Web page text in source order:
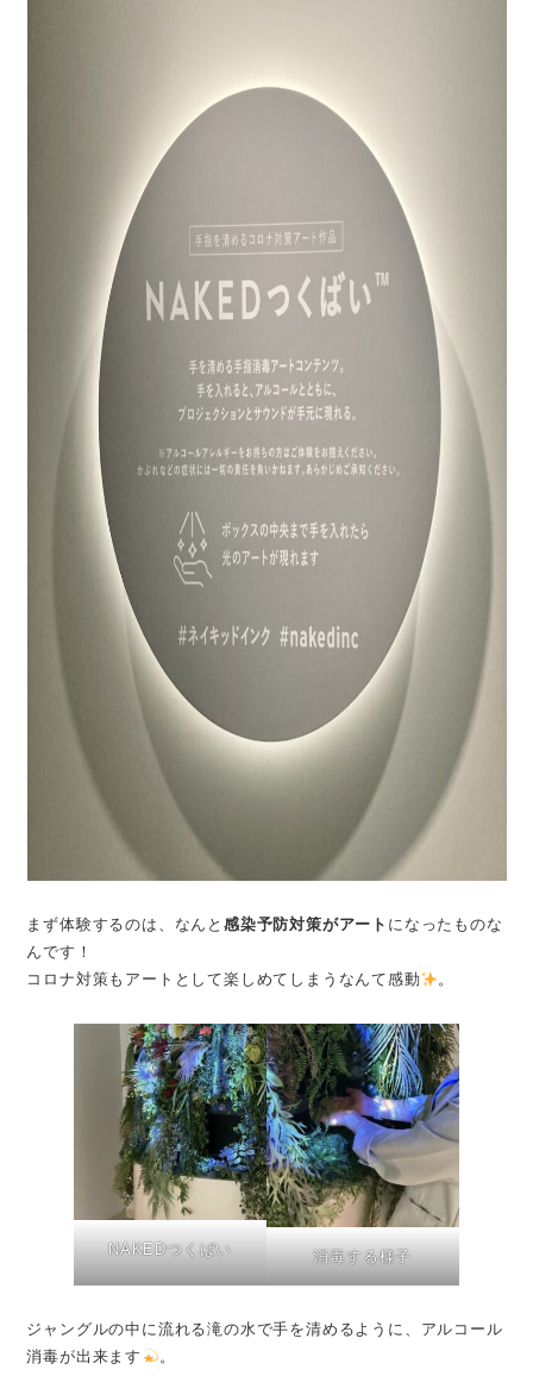
まず体験するのは、なんと 感染予防対策がアート になったものな
んです！
コロナ対策もアートとして楽しめてしまうなんて感動
。
NAKEDつくばい 消毒する様子
ジャングルの中に流れる滝の水で手を清めるように、アルコール
消毒が出来ます
。